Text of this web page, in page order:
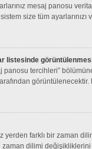
mesaj panosu
sistem size tüm
listesinde
tercihleri” bölümüne
görüntülenecektir.
farklı bir zaman
dilimi değişikliklerini